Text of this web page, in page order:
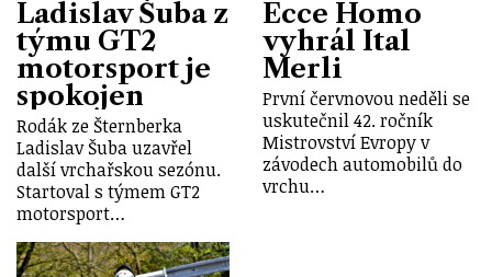
Ladislav Šuba z
týmu GT2
motorsport je
spokojen
Rodák ze Šternberka
Ladislav Šuba uzavřel
další vrchařskou sezónu.
Startoval s týmem GT2
motorsport…
Ecce Homo
vyhrál Ital
Merli
První červnovou neděli se
uskutečnil 42. ročník
Mistrovství Evropy v
závodech automobilů do
vrchu…